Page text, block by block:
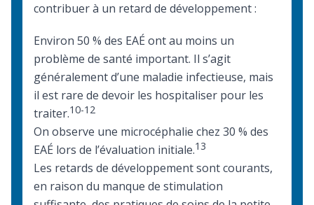
contribuer à un retard de développement :
Environ 50 % des EAÉ ont au moins un
problème de santé important. Il s’agit
généralement d’une maladie infectieuse, mais
il est rare de devoir les hospitaliser pour les
traiter.10-12
On observe une microcéphalie chez 30 % des
EAÉ lors de l’évaluation initiale.13
Les retards de développementsont courants,
en raison du manque de stimulation